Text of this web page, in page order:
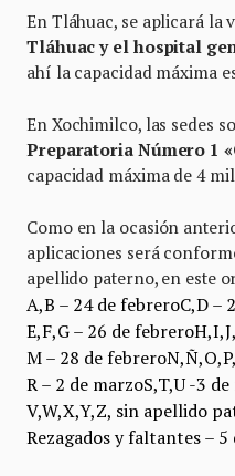
En Tláhuac, se aplicará la
Tláhuac y el hospital
ahí la capacidad máxima
En Xochimilco, las sedes
Preparatoria Número 1
capacidad máxima de 4
Como en la ocasión
aplicaciones será
apellido paterno, en este
A,B – 24 de febreroC,D –
E,F,G – 26 de febrero
M – 28 de febrero
R – 2 de marzoS,T,U -3
V,W,X,Y,Z, sin apellido
Rezagados y faltantes – 5